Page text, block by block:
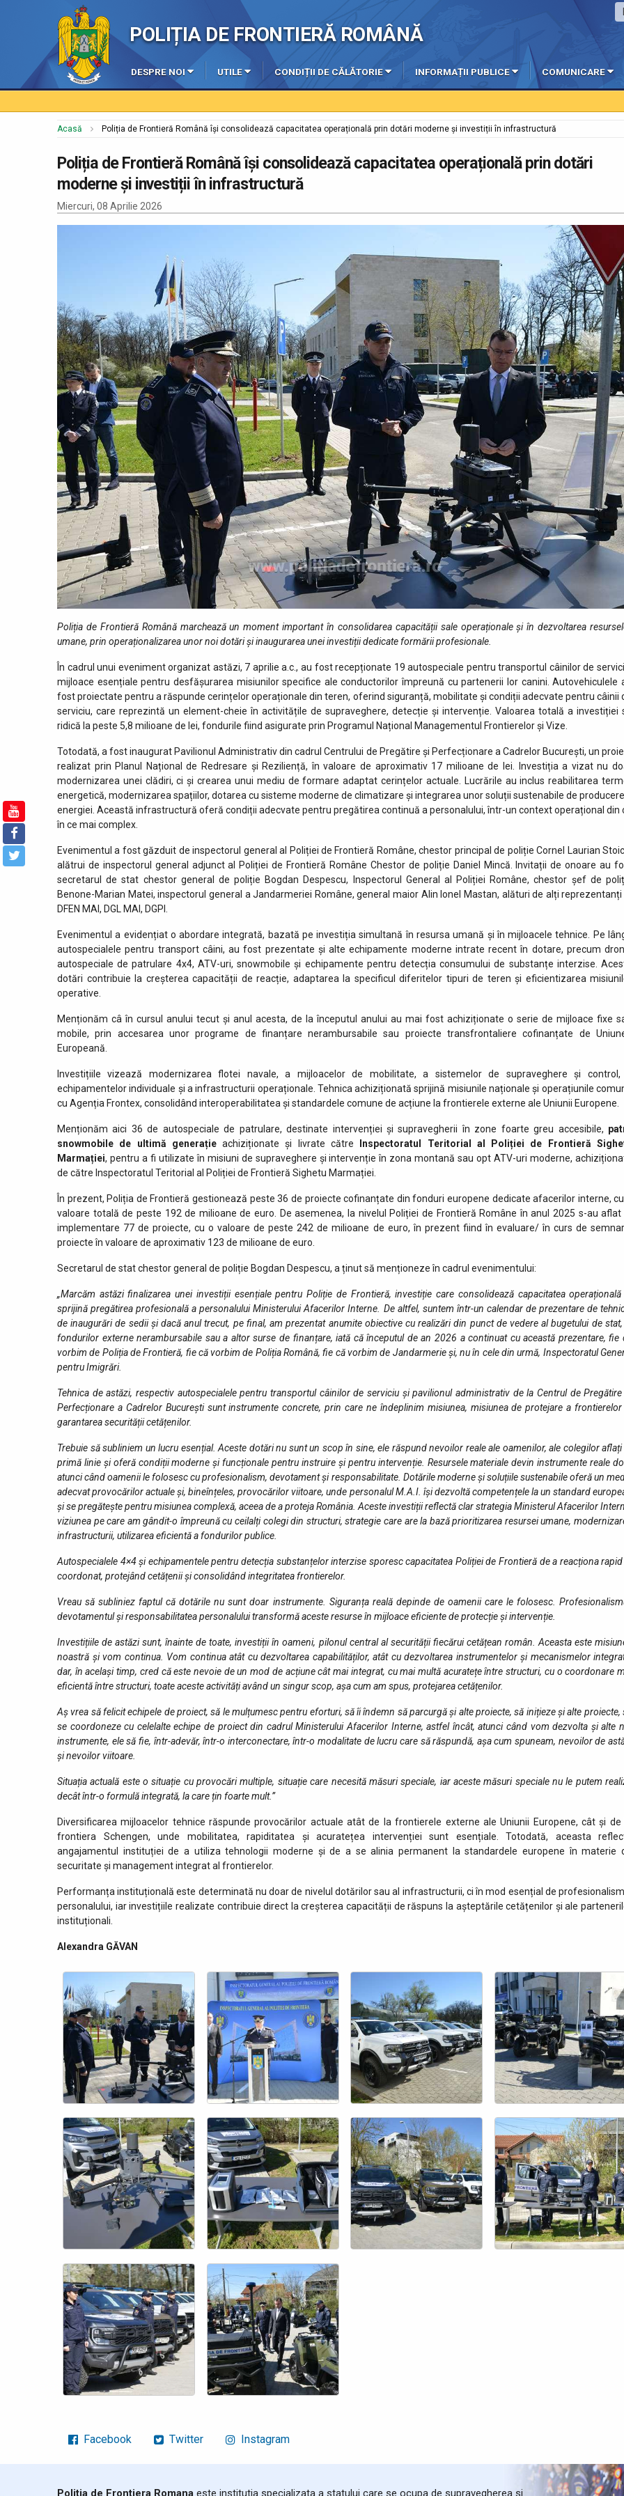
POLIȚIA DE FRONTIERĂ ROMÂNĂ
DESPRE NOI UTILE CONDIȚII DE CĂLĂTORIE INFORMAȚII PUBLICE COMUNICARE
Acasă Poliția de Frontieră Română își consolidează capacitatea operațională prin dotări moderne și investiții în infrastructură
Poliția de Frontieră Română își consolidează capacitatea operațională prin dotări
moderne și investiții în infrastructură
Miercuri, 08 Aprilie 2026
Poliția de Frontieră Română marchează un moment important în consolidarea capacității sale operaționale și în dezvoltarea
umane, prin operaționalizarea unor noi dotări și inaugurarea unei investiții dedicate formării profesionale.
În cadrul unui eveniment organizat astăzi, 7 aprilie a.c., au fost recepționate 19 autospeciale pentru transportul câinilor de
mijloace esențiale pentru desfășurarea misiunilor specifice ale conductorilor împreună cu partenerii lor canini. Autovehiculele
fost proiectate pentru a răspunde cerințelor operaționale din teren, oferind siguranță, mobilitate și condiții adecvate pentru câinii
serviciu, care reprezintă un element-cheie în activitățile de supraveghere, detecție și intervenție. Valoarea totală a investiției
ridică la peste 5,8 milioane de lei, fondurile fiind asigurate prin Programul Național Managementul Frontierelor și Vize.
Totodată, a fost inaugurat Pavilionul Administrativ din cadrul Centrului de Pregătire și Perfecționare a Cadrelor București, un
realizat prin Planul Național de Redresare și Reziliență, în valoare de aproximativ 17 milioane de lei. Investiția a vizat nu
modernizarea unei clădiri, ci și crearea unui mediu de formare adaptat cerințelor actuale. Lucrările au inclus reabilitarea
energetică, modernizarea spațiilor, dotarea cu sisteme moderne de climatizare și integrarea unor soluții sustenabile de
energiei. Această infrastructură oferă condiții adecvate pentru pregătirea continuă a personalului, într-un context operațional din
în ce mai complex.
Evenimentul a fost găzduit de inspectorul general al Poliției de Frontieră Române, chestor principal de poliție Cornel Laurian
alătrui de inspectorul general adjunct al Poliției de Frontieră Române Chestor de poliție Daniel Mincă. Invitații de onoare au
secretarul de stat chestor general de poliție Bogdan Despescu, Inspectorul General al Poliției Române, chestor șef de
Benone-Marian Matei, inspectorul general a Jandarmeriei Române, general maior Alin Ionel Mastan, alături de alți reprezentanți
DFEN MAI, DGL MAI, DGPI.
Evenimentul a evidențiat o abordare integrată, bazată pe investiția simultană în resursa umană și în mijloacele tehnice. Pe
autospecialele pentru transport câini, au fost prezentate și alte echipamente moderne intrate recent în dotare, precum
autospeciale de patrulare 4x4, ATV-uri, snowmobile și echipamente pentru detecția consumului de substanțe interzise.
dotări contribuie la creșterea capacității de reacție, adaptarea la specificul diferitelor tipuri de teren și eficientizarea
operative.
Menționăm câ în cursul anului tecut și anul acesta, de la începutul anului au mai fost achiziționate o serie de mijloace fixe
mobile, prin accesarea unor programe de finanțare nerambursabile sau proiecte transfrontaliere cofinanțate de
Europeană.
Investițiile vizează modernizarea flotei navale, a mijloacelor de mobilitate, a sistemelor de supraveghere și
echipamentelor individuale și a infrastructurii operaționale. Tehnica achiziționată sprijină misiunile naționale și operațiunile
cu Agenția Frontex, consolidând interoperabilitatea și standardele comune de acțiune la frontierele externe ale Uniunii Europene.
Menționăm aici 36 de autospeciale de patrulare, destinate intervenției și supravegherii în zone foarte greu accesibile,
snowmobile de ultimă generațieachiziționate și livrate către
Inspectoratul Teritorial al Poliției de Frontieră
Marmației, pentru a fi utilizate în misiuni de supraveghere și intervenție în zona montană sau opt ATV-uri moderne,
de către Inspectoratul Teritorial al Poliției de Frontieră Sighetu Marmației.
În prezent, Poliția de Frontieră gestionează peste 36 de proiecte cofinanțate din fonduri europene dedicate afacerilor interne,
valoare totală de peste 192 de milioane de euro. De asemenea, la nivelul Poliției de Frontieră Române în anul 2025 s-au aflat
implementare 77 de proiecte, cu o valoare de peste 242 de milioane de euro, în prezent fiind în evaluare/ în curs de
proiecte în valoare de aproximativ 123 de milioane de euro.
Secretarul de stat chestor general de poliție Bogdan Despescu, a ținut să menționeze în cadrul evenimentului:
„Marcăm astăzi finalizarea unei investiții esențiale pentru Poliție de Frontieră, investiție care consolidează capacitatea
sprijină pregătirea profesională a personalului Ministerului Afacerilor Interne. De altfel, suntem într-un calendar de prezentare de
de inaugurări de sedii și dacă anul trecut, pe final, am prezentat anumite obiective cu realizări din punct de vedere al bugetului de
fondurilor externe nerambursabile sau a altor surse de finanțare, iată că începutul de an 2026 a continuat cu această prezentare, fie
vorbim de Poliția de Frontieră, fie că vorbim de Poliția Română, fie că vorbim de Jandarmerie și, nu în cele din urmă, Inspectoratul
pentru Imigrări.
Tehnica de astăzi, respectiv autospecialele pentru transportul câinilor de serviciu și pavilionul administrativ de la Centrul de
Perfecționare a Cadrelor București sunt instrumente concrete, prin care ne îndeplinim misiunea, misiunea de protejare a
garantarea securității cetățenilor.
Trebuie să subliniem un lucru esențial. Aceste dotări nu sunt un scop în sine, ele răspund nevoilor reale ale oamenilor, ale colegilor aflați
primă linie și oferă condiții moderne și funcționale pentru instruire și pentru intervenție. Resursele materiale devin instrumente reale
atunci când oamenii le folosesc cu profesionalism, devotament și responsabilitate. Dotările moderne și soluțiile sustenabile oferă un
adecvat provocărilor actuale și, bineînțeles, provocărilor viitoare, unde personalul M.A.I. își dezvoltă competențele la un standard
și se pregătește pentru misiunea complexă, aceea de a proteja România. Aceste investiții reflectă clar strategia Ministerul Afacerilor
viziunea pe care am gândit-o împreună cu ceilalți colegi din structuri, strategie care are la bază prioritizarea resursei umane,
infrastructurii, utilizarea eficientă a fondurilor publice.
Autospecialele 4×4 și echipamentele pentru detecția substanțelor interzise sporesc capacitatea Poliției de Frontieră de a reacționa
coordonat, protejând cetățenii și consolidând integritatea frontierelor.
Vreau să subliniez faptul că dotările nu sunt doar instrumente. Siguranța reală depinde de oamenii care le folosesc.
devotamentul și responsabilitatea personalului transformă aceste resurse în mijloace eficiente de protecție și intervenție.
Investițiile de astăzi sunt, înainte de toate, investiții în oameni, pilonul central al securității fiecărui cetățean român. Aceasta este
noastră și vom continua. Vom continua atât cu dezvoltarea capabilităților, atât cu dezvoltarea instrumentelor și mecanismelor
dar, în același timp, cred că este nevoie de un mod de acțiune cât mai integrat, cu mai multă acuratețe între structuri, cu o coordonare
eficientă între structuri, toate aceste activități având un singur scop, așa cum am spus, protejarea cetățenilor.
Aș vrea să felicit echipele de proiect, să le mulțumesc pentru eforturi, să îi îndemn să parcurgă și alte proiecte, să inițieze și alte proiecte,
se coordoneze cu celelalte echipe de proiect din cadrul Ministerului Afacerilor Interne, astfel încât, atunci când vom dezvolta și alte
instrumente, ele să fie, într-adevăr, într-o interconectare, într-o modalitate de lucru care să răspundă, așa cum spuneam, nevoilor de
și nevoilor viitoare.
Situația actuală este o situație cu provocări multiple, situație care necesită măsuri speciale, iar aceste măsuri speciale nu le putem
decât într-o formulă integrată, la care țin foarte mult.”
Diversificarea mijloacelor tehnice răspunde provocărilor actuale atât de la frontierele externe ale Uniunii Europene, cât și de
frontiera Schengen, unde mobilitatea, rapiditatea și acuratețea intervenției sunt esențiale. Totodată, aceasta
angajamentul instituției de a utiliza tehnologii moderne și de a se alinia permanent la standardele europene în materie
securitate și management integrat al frontierelor.
Performanța instituțională este determinată nu doar de nivelul dotărilor sau al infrastructurii, ci în mod esențial de
personalului, iar investițiile realizate contribuie direct la creșterea capacității de răspuns la așteptările cetățenilor și ale
instituționali.
Alexandra GĂVAN
Facebook Twitter Instagram
Politia de Frontiera Romana este institutia specializata a statului care se ocupa de supravegherea si